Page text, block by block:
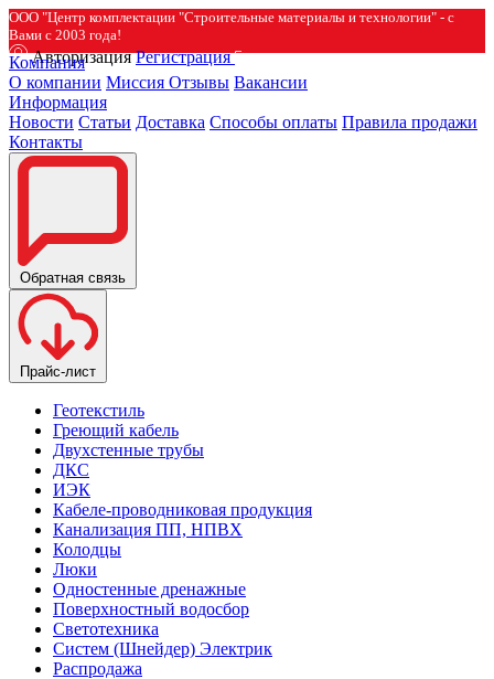
ООО "Центр комплектации "Строительные материалы и технологии" - с
Вами с 2003 года!
Авторизация Регистрация
Компания
О компании Миссия Отзывы Вакансии
Информация
Новости Статьи Доставка Способы оплаты Правила продажи
Контакты
Обратная связь
Прайс-лист
Геотекстиль
Греющий кабель
Двухстенные трубы
ДКС
ИЭК
Кабеле-проводниковая продукция
Канализация ПП, НПВХ
Колодцы
Люки
Одностенные дренажные
Поверхностный водосбор
Светотехника
Систем (Шнейдер) Электрик
Распродажа